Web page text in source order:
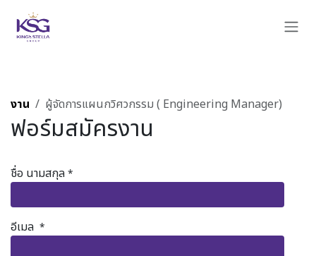
งาน ผู้จัดการแผนกวิศวกรรม ( Engineering Manager)
ฟอร์มสมัครงาน
ชื่อ นามสกุล *
อีเมล *